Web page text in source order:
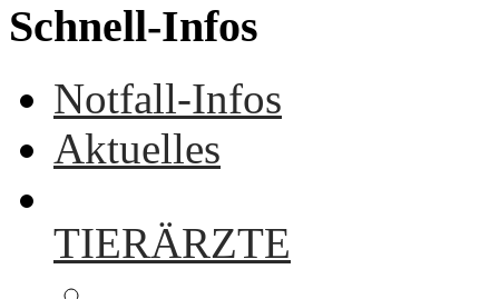
Schnell-Infos
Notfall-Infos
Aktuelles
TIERÄRZTE